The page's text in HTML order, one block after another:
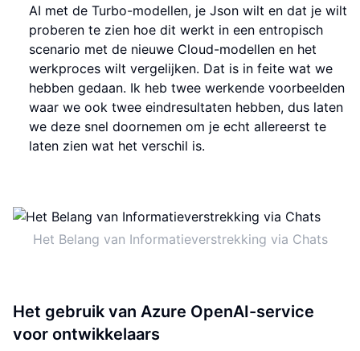
AI met de Turbo-modellen, je Json wilt en dat je wilt
proberen te zien hoe dit werkt in een entropisch
scenario met de nieuwe Cloud-modellen en het
werkproces wilt vergelijken. Dat is in feite wat we
hebben gedaan. Ik heb twee werkende voorbeelden
waar we ook twee eindresultaten hebben, dus laten
we deze snel doornemen om je echt allereerst te
laten zien wat het verschil is.
Het Belang van Informatieverstrekking via Chats
Het gebruik van Azure OpenAI-service
voor ontwikkelaars